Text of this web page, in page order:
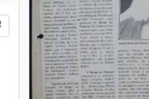
Adicionar a área de transferência